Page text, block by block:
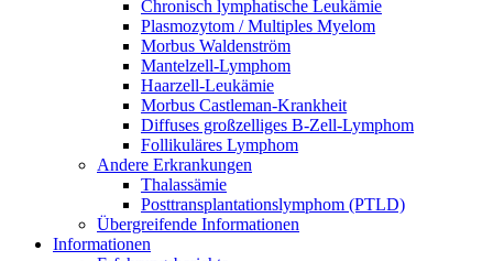
Chronisch lymphatische Leukämie
Plasmozytom / Multiples Myelom
Morbus Waldenström
Mantelzell-Lymphom
Haarzell-Leukämie
Morbus Castleman-Krankheit
Diffuses großzelliges B-Zell-Lymphom
Follikuläres Lymphom
Andere Erkrankungen
Thalassämie
Posttransplantationslymphom (PTLD)
Übergreifende Informationen
Informationen